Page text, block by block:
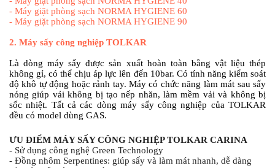
- Máy giặt phòng sạch NORMA HYGIENE 60
- Máy giặt phòng sạch NORMA HYGIENE 90
2. Máy sấy công nghiệp TOLKAR
Là dòng máy sấy được sản xuất hoàn toàn bằng vật liệu thép
không gỉ, có thể chịu áp lực lên đến 10bar. Có tính năng kiểm soát
độ khô tự động hoặc rảnh tay. Máy có chức năng làm mát sau sấy
nóng giúp vải không bị tạo nếp nhăn, làm mềm vải và không bị
sốc nhiệt. Tất cả các dòng máy sấy công nghiệp của TOLKAR
đều có model dùng GAS.
ƯU ĐIỂM MÁY SẤY CÔNG NGHIỆP TOLKAR CARINA
- Sử dụng công nghệ Green Technology
- Đồng nhôm Serpentines: giúp sấy và làm mát nhanh, dễ dàng